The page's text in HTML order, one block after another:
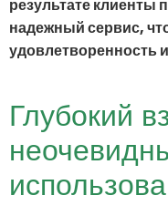
результате
надежный сервис,
удовлетворенность
Глубокий